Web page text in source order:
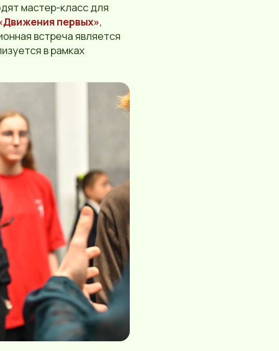
мастер-класс для
первых»,
встреча является
в рамках